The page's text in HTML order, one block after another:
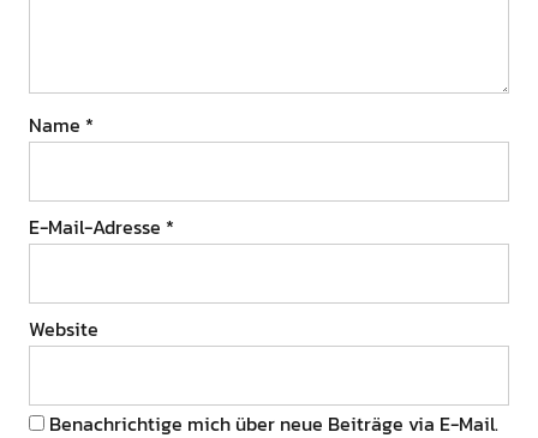
Name *
E-Mail-Adresse *
Website
Benachrichtige mich über neue Beiträge via E-Mail.